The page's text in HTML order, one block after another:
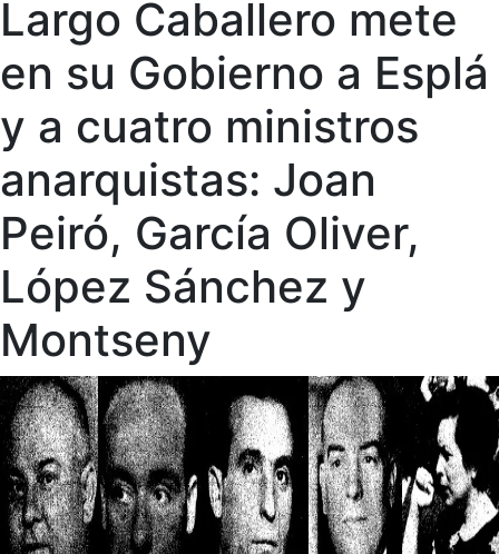
Largo Caballero mete
en su Gobierno a Esplá
y a cuatro ministros
anarquistas: Joan
Peiró, García Oliver,
López Sánchez y
Montseny